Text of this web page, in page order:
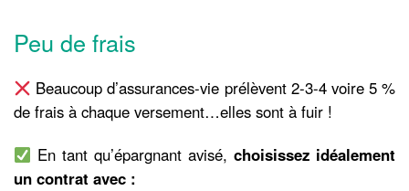
Peu de frais
Beaucoup d’assurances-vie prélèvent 2-3-4 voire 5 %
de frais à chaque versement…elles sont à fuir !
En tant qu’épargnant avisé,choisissez idéalement
un contrat avec :